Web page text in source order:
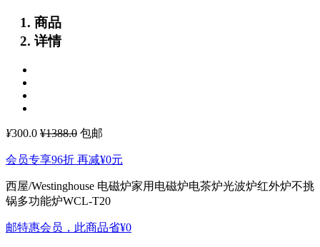
商品
详情
¥300.0 ¥1388.0 包邮
会员专享96折 再减¥0元
西屋/Westinghouse 电磁炉家用电磁炉电茶炉光波炉红外炉不挑
锅多功能炉WCL-T20
邮特惠会员，此商品省¥0